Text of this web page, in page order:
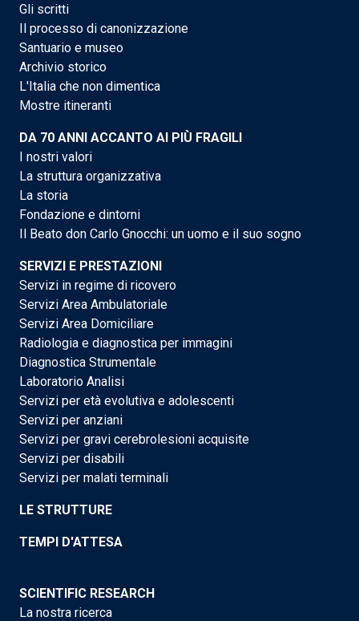
Gli scritti
Il processo di canonizzazione
Santuario e museo
Archivio storico
L'Italia che non dimentica
Mostre itineranti
DA 70 ANNI ACCANTO AI PIÙ FRAGILI
I nostri valori
La struttura organizzativa
La storia
Fondazione e dintorni
Il Beato don Carlo Gnocchi: un uomo e il suo sogno
SERVIZI E PRESTAZIONI
Servizi in regime di ricovero
Servizi Area Ambulatoriale
Servizi Area Domiciliare
Radiologia e diagnostica per immagini
Diagnostica Strumentale
Laboratorio Analisi
Servizi per età evolutiva e adolescenti
Servizi per anziani
Servizi per gravi cerebrolesioni acquisite
Servizi per disabili
Servizi per malati terminali
LE STRUTTURE
TEMPI D'ATTESA
SCIENTIFIC RESEARCH
La nostra ricerca